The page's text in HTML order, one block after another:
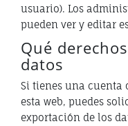
usuario). Los
pueden ver y editar
Qué
datos
Si tienes una cuenta
esta web, puedes
exportación de los